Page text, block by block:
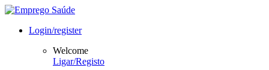
Login/register
Welcome
Ligar/Registo